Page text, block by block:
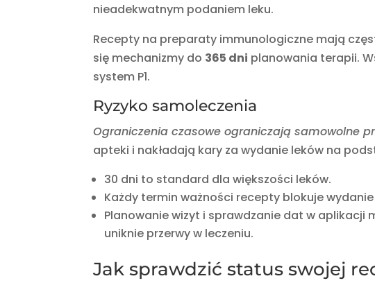
nieadekwatnym podaniem leku.
Recepty na preparaty immunologiczne mają
się mechanizmy do 365 dni planowania terapii.
system P1.
Ryzyko samoleczenia
Ograniczenia czasowe ograniczają samowolne
apteki i nakładają kary za wydanie leków na
30 dni to standard dla większości leków.
Każdy termin ważności recepty blokuje
Planowanie wizyt i sprawdzanie dat w aplikacji
uniknie przerwy w leczeniu.
Jak sprawdzić status swojej